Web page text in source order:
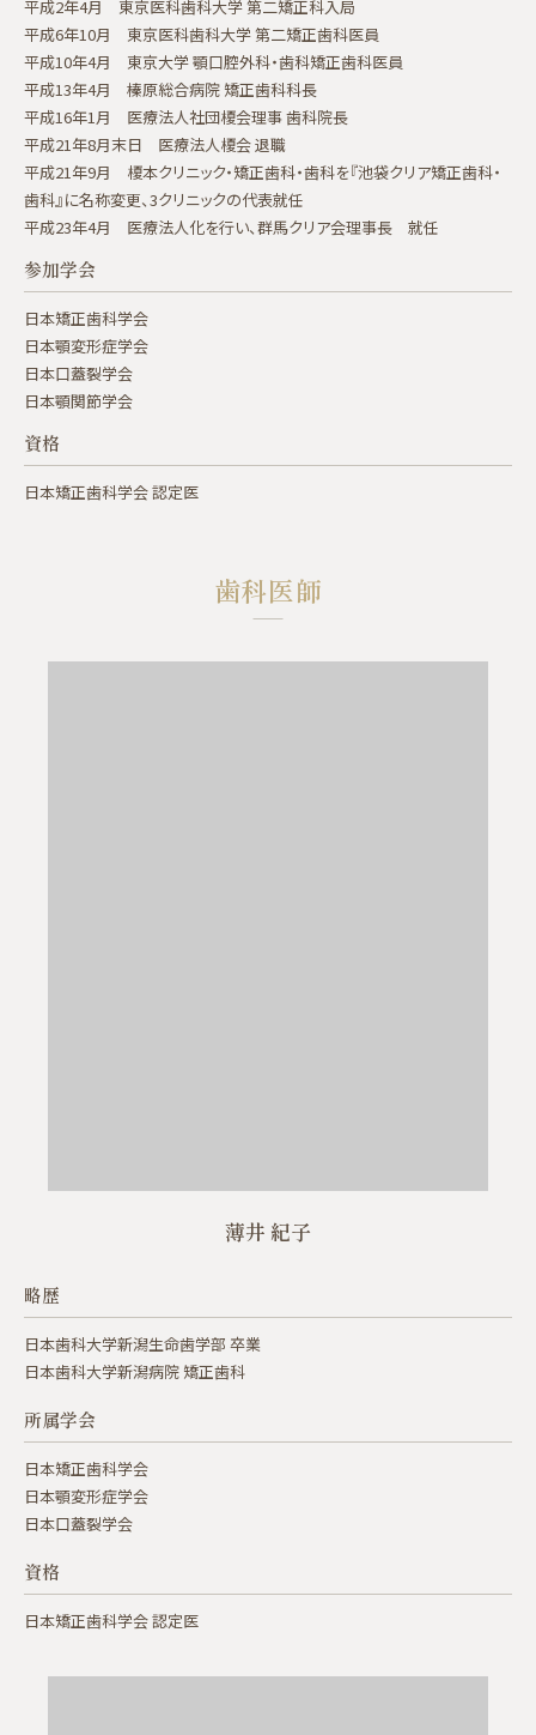
平成2年4月 東京医科歯科大学 第二矯正科入局
平成6年10月 東京医科歯科大学 第二矯正歯科医員
平成10年4月 東京大学 顎口腔外科・歯科矯正歯科医員
平成13年4月 榛原総合病院 矯正歯科科長
平成16年1月 医療法人社団榎会理事 歯科院長
平成21年8月末日 医療法人榎会 退職
平成21年9月 榎本クリニック・矯正歯科・歯科を『池袋クリア矯正歯科・
歯科』に名称変更、3クリニックの代表就任
平成23年4月 医療法人化を行い、群馬クリア会理事長 就任
参加学会
日本矯正歯科学会
日本顎変形症学会
日本口蓋裂学会
日本顎関節学会
資格
日本矯正歯科学会 認定医
歯科医師
薄井 紀子
略歴
日本歯科大学新潟生命歯学部 卒業
日本歯科大学新潟病院 矯正歯科
所属学会
日本矯正歯科学会
日本顎変形症学会
日本口蓋裂学会
資格
日本矯正歯科学会 認定医